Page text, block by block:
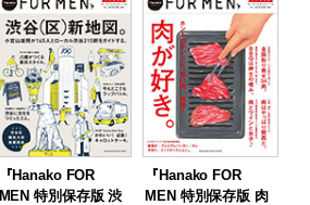
『Hanako FOR
MEN 特別保存版 渋
『Hanako FOR
MEN 特別保存版 肉